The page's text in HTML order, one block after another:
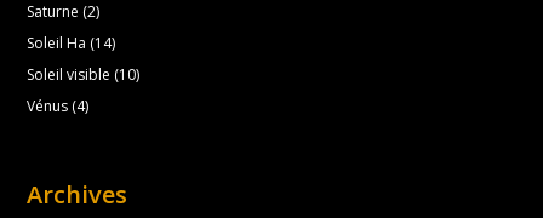
Saturne (2)
Soleil Ha (14)
Soleil visible (10)
Vénus (4)
Archives